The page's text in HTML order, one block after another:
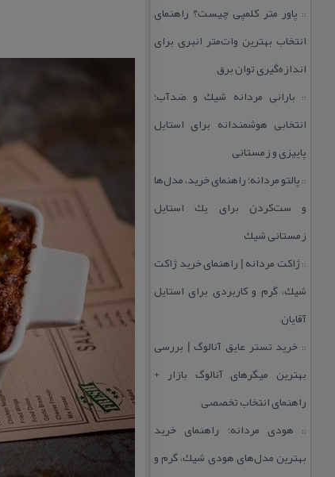
:: پاور متر كلمپی چیست؟ راهنمای
انتخاب بهترین وات‌متر انبری برای
اندازه‌گیری توان برق
:: بارانی مردانه شیك و ضدآب؛
انتخابی هوشمندانه برای استایل
پاییزی و زمستانی
:: پالتو مردانه؛ راهنمای خرید، مدل‌ها
و ست‌كردن برای یك استایل
زمستانی شیك
::ژاكت مردانه | راهنمای خرید ژاكت
شیك، گرم و كاربردی برای استایل
آقایان
:: خرید تستر عایق آنالوگ | بررسی
بهترین میگرهای آنالوگ بازار +
راهنمای انتخاب تخصصی
:: هودی مردانه؛ راهنمای خرید
بهترین مدل‌های هودی شیك، گرم و